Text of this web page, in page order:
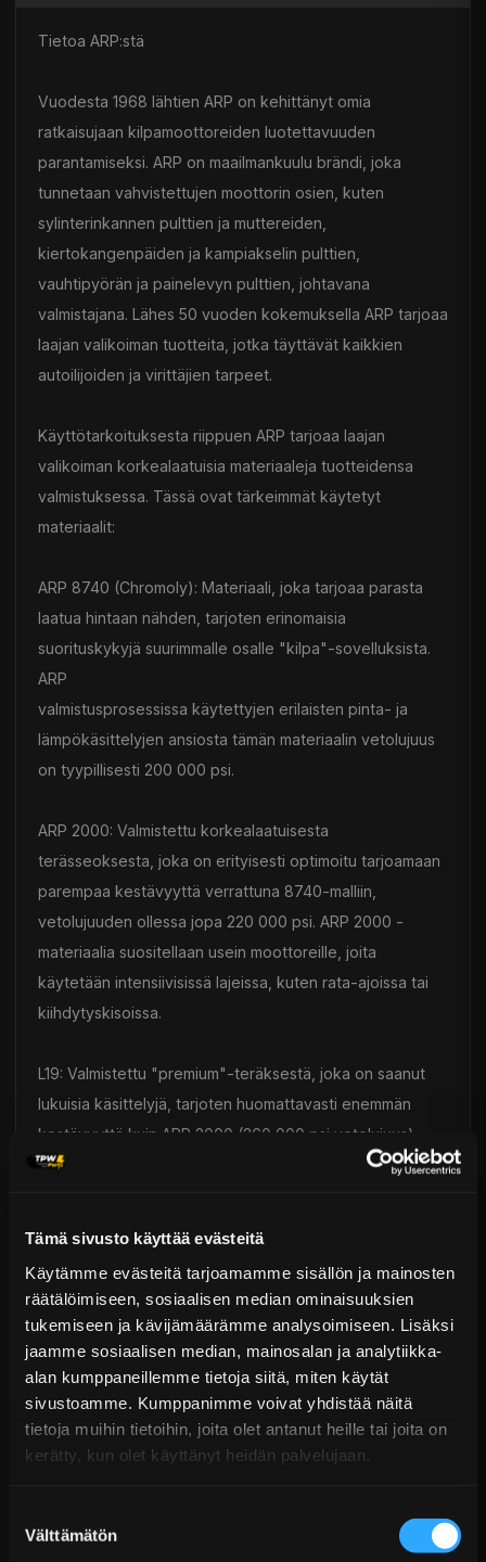
Tämä sivusto käyttää evästeitä
Käytämme evästeitä tarjoamamme sisällön ja mainosten
räätälöimiseen, sosiaalisen median ominaisuuksien
tukemiseen ja kävijämäärämme analysoimiseen. Lisäksi
jaamme sosiaalisen median, mainosalan ja analytiikka-
alan kumppaneillemme tietoja siitä, miten käytät
sivustoamme. Kumppanimme voivat yhdistää näitä
tietoja muihin tietoihin, joita olet antanut heille tai joita on
kerätty, kun olet käyttänyt heidän palvelujaan.
valinta
Välttämätön
Tietoa ARP:stä
Vuodesta 1968 lähtien ARP on kehittänyt omia
ratkaisujaan kilpamoottoreiden luotettavuuden
parantamiseksi. ARP on maailmankuulu brändi, joka
tunnetaan vahvistettujen moottorin osien, kuten
sylinterinkannen pulttien ja muttereiden,
kiertokangenpäiden ja kampiakselin pulttien,
vauhtipyörän ja painelevyn pulttien, johtavana
valmistajana. Lähes 50 vuoden kokemuksella ARP tarjoaa
laajan valikoiman tuotteita, jotka täyttävät kaikkien
autoilijoiden ja virittäjien tarpeet.
Käyttötarkoituksesta riippuen ARP tarjoaa laajan
valikoiman korkealaatuisia materiaaleja tuotteidensa
valmistuksessa. Tässä ovat tärkeimmät käytetyt
materiaalit:
ARP 8740 (Chromoly): Materiaali, joka tarjoaa parasta
laatua hintaan nähden, tarjoten erinomaisia
suorituskykyjä suurimmalle osalle "kilpa"-sovelluksista.
ARP
valmistusprosessissa käytettyjen erilaisten pinta- ja
lämpökäsittelyjen ansiosta tämän materiaalin vetolujuus
on tyypillisesti 200 000 psi.
ARP 2000: Valmistettu korkealaatuisesta
terässeoksesta, joka on erityisesti optimoitu tarjoamaan
parempaa kestävyyttä verrattuna 8740-malliin,
vetolujuuden ollessa jopa 220 000 psi. ARP 2000 -
materiaalia suositellaan usein moottoreille, joita
käytetään intensiivisissä lajeissa, kuten rata-ajoissa tai
kiihdytyskisoissa.
L19: Valmistettu "premium"-teräksestä, joka on saanut
lukuisia käsittelyjä, tarjoten huomattavasti enemmän
kestävyyttä kuin ARP 2000 (260 000 psi vetolujuus).
L19-materiaalia suositellaan tehokkaille moottoreille, joita
varotoimenpiteitä käytössä.
Custom Age: ARP:n suunnittelema uusi seos, jolla on
erinomaiset kestävyysominaisuudet (jopa 280 000 psi
vetolujuus). Täysin ruostumaton, se on ARP:n oma ja
markkinoiden paras ratkaisu.